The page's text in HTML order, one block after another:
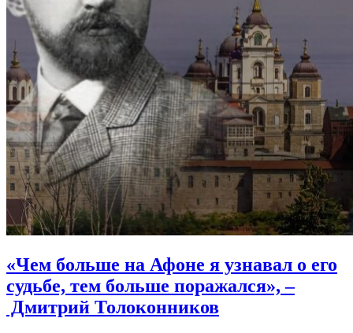
«Чем больше на Афоне я узнавал о его
судьбе, тем больше поражался», –
Дмитрий Толоконников